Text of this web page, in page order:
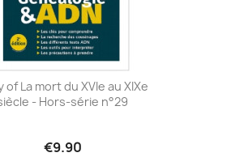
of La mort du XVIe au XIXe
- Hors-série n°29
€9.90